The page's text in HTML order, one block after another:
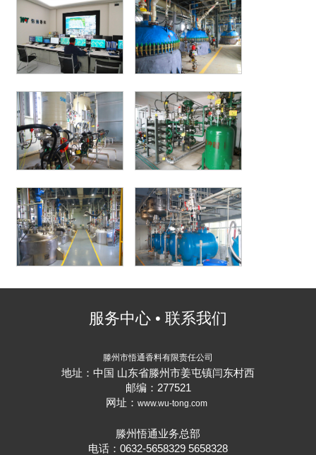
服务中心 • 联系我们
滕州市悟通香料有限责任公司
地址：中国 山东省滕州市姜屯镇闫东村西
邮编：277521
网址： www.wu-tong.com
滕州悟通业务总部
电话：0632-5658329 5658328